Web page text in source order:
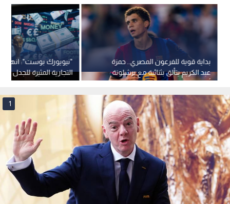
"نيويورك بوست": انهيار
التجارية المثيرة للجدل
كروي عالمي
بداية قوية للفرعون المصري.. حمزة
عبد الكريم يتألق بثنائية مع برشلونة
أمام برمنغهام سيتي
1